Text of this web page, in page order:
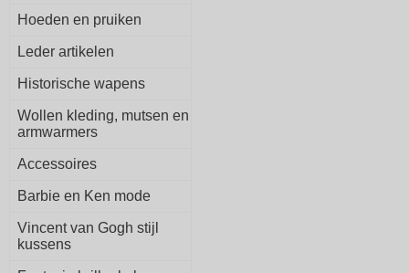
Hoeden en pruiken
Leder artikelen
Historische wapens
Wollen kleding, mutsen en
armwarmers
Accessoires
Barbie en Ken mode
Vincent van Gogh stijl
kussens